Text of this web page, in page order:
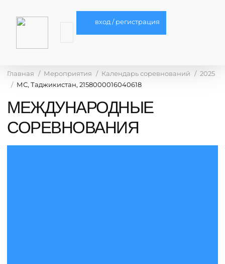
вход / регистрация
Главная Мероприятия Календарь соревнований
2025
МС, Таджикистан, 2158000016040618
МЕЖДУНАРОДНЫЕ
СОРЕВНОВАНИЯ